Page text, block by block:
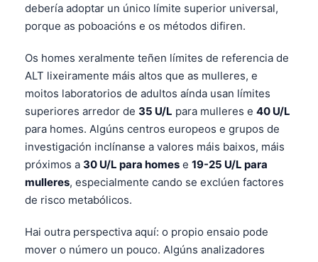
debería adoptar un único límite superior universal,
porque as poboacións e os métodos difiren.
Os homes xeralmente teñen límites de referencia de
ALT lixeiramente máis altos que as mulleres, e
moitos laboratorios de adultos aínda usan límites
superiores arredor de 35 U/L para mulleres e 40 U/L
para homes. Algúns centros europeos e grupos de
investigación inclínanse a valores máis baixos, máis
próximos a 30 U/L para homes e 19-25 U/L para
mulleres, especialmente cando se exclúen factores
de risco metabólicos.
Hai outra perspectiva aquí: o propio ensaio pode
mover o número un pouco. Algúns analizadores